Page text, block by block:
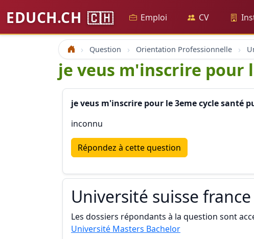
EDUCH.CH 🇨🇭 Emploi CV
Accueil Question Orientation Professionnelle
je veus m'inscrire pour
je veus m'inscrire pour le 3eme cycle santé
inconnu
Répondez à cette question
Université suisse
Les dossiers répondants à la question sont
Université Masters Bachelor